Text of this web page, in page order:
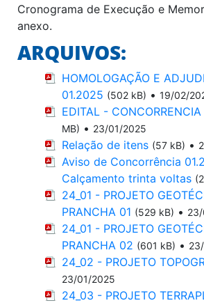
Cronograma de Execução e
anexo.
ARQUIVOS:
HOMOLOGAÇÃO E
01.2025 (502 kB) • 19/02/
EDITAL -
MB) • 23/01/2025
Relação de itens (57 kB) •
Aviso de Concorrência
Calçamento trinta voltas
24_01 - PROJETO
PRANCHA 01 (529 kB) •
24_01 - PROJETO
PRANCHA 02 (601 kB) •
24_02 - PROJETO
23/01/2025
24_03 - PROJETO